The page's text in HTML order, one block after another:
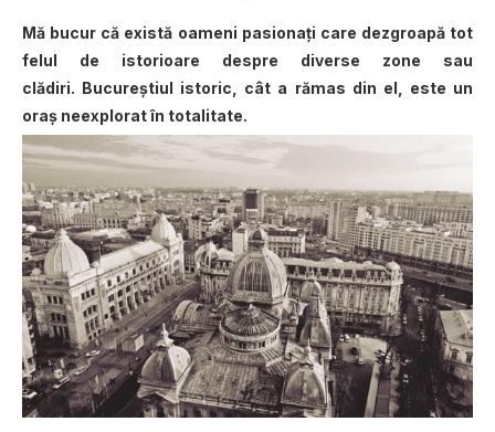
Mă bucur că există oameni pasionați care dezgroapă tot
felul de istorioare despre diverse zone sau
clădiri. Bucureștiul istoric, cât a rămas din el, este un
oraș neexplorat în totalitate.